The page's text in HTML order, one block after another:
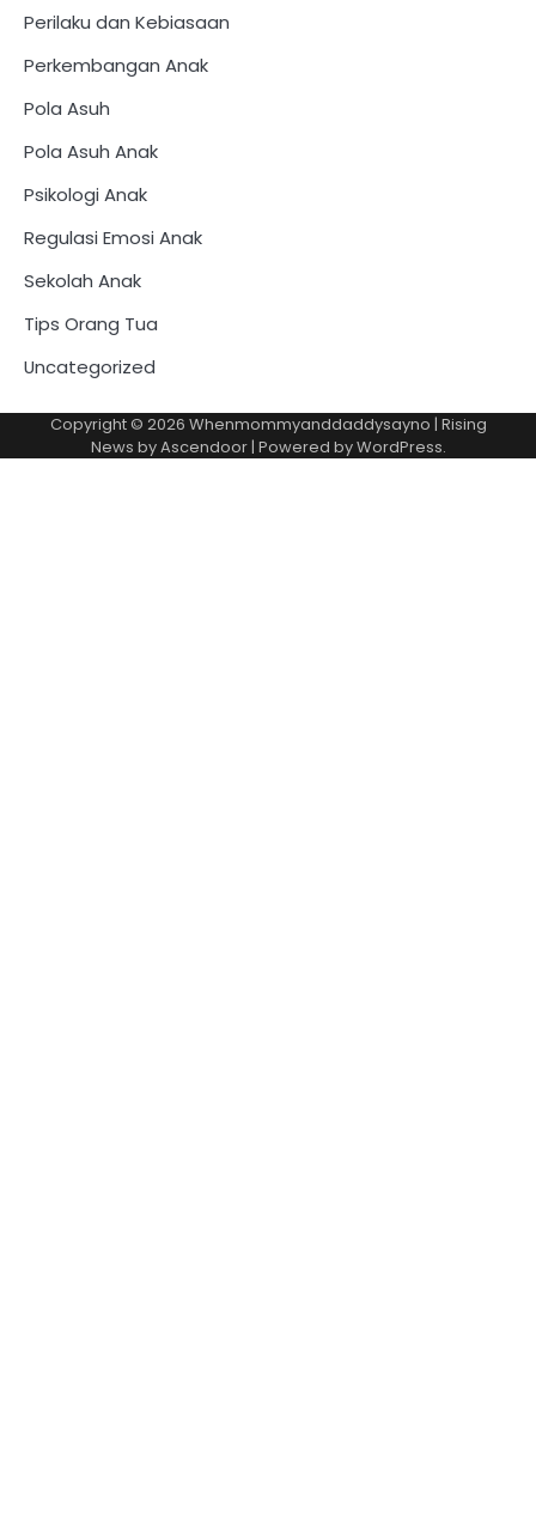
Perilaku dan Kebiasaan
Perkembangan Anak
Pola Asuh
Pola Asuh Anak
Psikologi Anak
Regulasi Emosi Anak
Sekolah Anak
Tips Orang Tua
Uncategorized
Copyright © 2026 Whenmommyanddaddysayno | Rising
News byAscendoor| Powered byWordPress.